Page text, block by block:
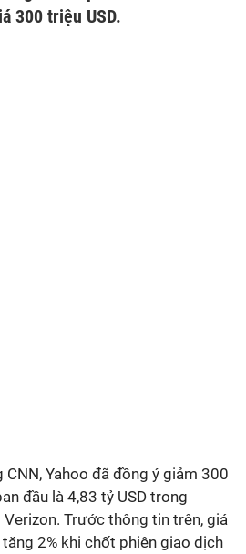
300 triệu USD.
Yahoo đã đồng ý giảm 300
đầu là 4,83 tỷ USD trong
Trước thông tin trên, giá
2% khi chốt phiên giao dịch